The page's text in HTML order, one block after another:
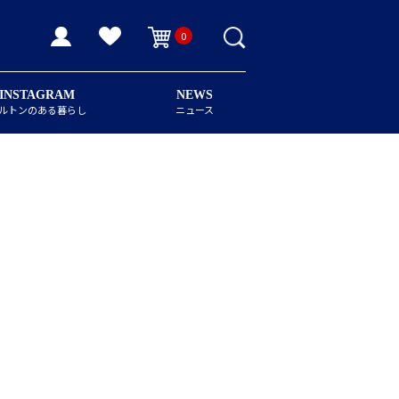
0
INSTAGRAM
トンのある暮らし
NEWS
ニュース